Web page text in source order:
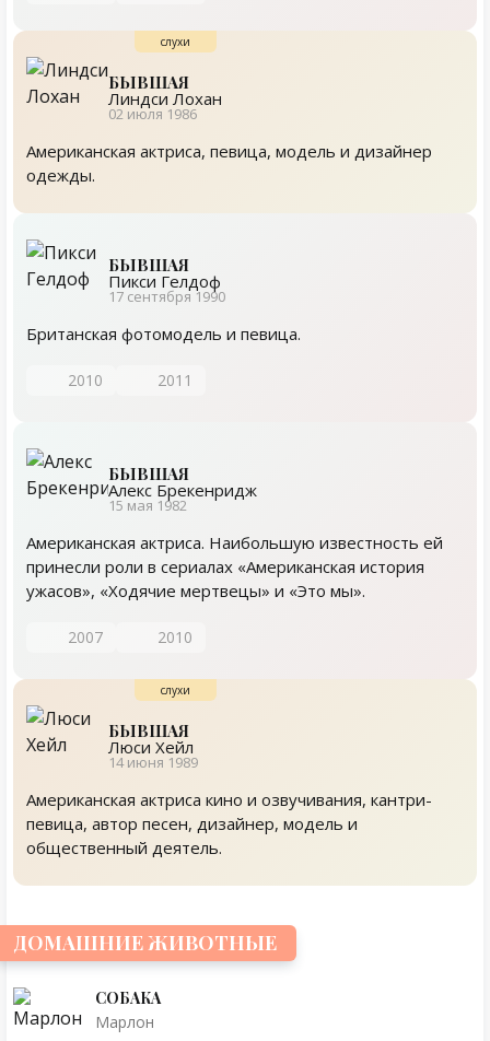
БЫВШАЯ
Линдси Лохан
02 июля 1986
Американская актриса, певица, модель и дизайнер
одежды.
БЫВШАЯ
Пикси Гелдоф
17 сентября 1990
Британская фотомодель и певица.
2010 2011
БЫВШАЯ
Алекс Брекенридж
15 мая 1982
Американская актриса. Наибольшую известность ей
принесли роли в сериалах «Американская история
ужасов», «Ходячие мертвецы» и «Это мы».
2007 2010
БЫВШАЯ
Люси Хейл
14 июня 1989
Американская актриса кино и озвучивания, кантри-
певица, автор песен, дизайнер, модель и
общественный деятель.
ДОМАШНИЕ ЖИВОТНЫЕ
СОБАКА
Марлон